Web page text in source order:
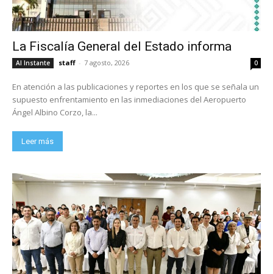
La Fiscalía General del Estado informa
Al Instante staff - 7 agosto, 2026 0
En atención a las publicaciones y reportes en los que se señala un
supuesto enfrentamiento en las inmediaciones del Aeropuerto
Ángel Albino Corzo, la...
Leer más